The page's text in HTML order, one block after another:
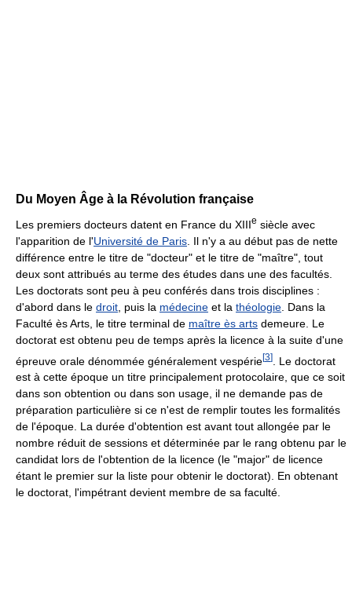
Du Moyen Âge à la Révolution française
Les premiers docteurs datent en France du XIIIe siècle avec
l'apparition de l'Université de Paris . Il n'y a au début pas de nette
différence entre le titre de "docteur" et le titre de "maître", tout
deux sont attribués au terme des études dans une des facultés.
Les doctorats sont peu à peu conférés dans trois disciplines :
d'abord dans le droit , puis la médecine et la théologie . Dans la
Faculté ès Arts, le titre terminal de maître ès arts demeure. Le
doctorat est obtenu peu de temps après la licence à la suite d'une
épreuve orale dénommée généralement vespérie[3]
. Le doctorat
est à cette époque un titre principalement protocolaire, que ce soit
dans son obtention ou dans son usage, il ne demande pas de
préparation particulière si ce n'est de remplir toutes les formalités
de l'époque. La durée d'obtention est avant tout allongée par le
nombre réduit de sessions et déterminée par le rang obtenu par le
candidat lors de l'obtention de la licence (le "major" de licence
étant le premier sur la liste pour obtenir le doctorat). En obtenant
le doctorat, l'impétrant devient membre de sa faculté.